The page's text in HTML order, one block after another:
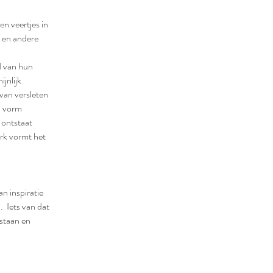
veertjes in
andere
van hun
versleten
vorm
vormt het
inspiratie
Iets van dat
en